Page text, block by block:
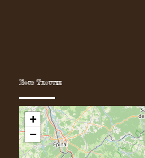
Nous Trouver
+
−